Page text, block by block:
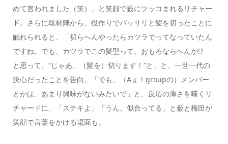
めて言われました（笑）」と笑顔で薮にツッコまれるリチャー
ド。さらに取材陣から、役作りでバッサリと髪を切ったことに
触れられると、「切らへんやったらカツラでってなっていたん
ですね。でも、カツラでこの髪型って、おもろならへんか!?
と思って、“じゃあ、（髪を）切ります！”と」と、一世一代の
決心だったことを告白。「でも、（Aぇ！groupの）メンバー
とかは、あまり興味がないみたいで」と、反応の薄さを嘆くリ
チャードに、「ステキよ」「うん、似合ってる」と薮と梅田が
笑顔で言葉をかける場面も。